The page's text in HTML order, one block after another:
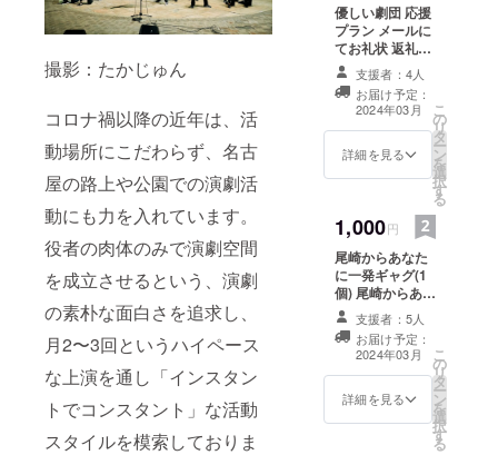
撮影：たかじゅん
コロナ禍以降の近年は、活
動場所にこだわらず、名古
屋の路上や公園での演劇活
動にも力を入れています。
役者の肉体のみで演劇空間
を成立させるという、演劇
の素朴な面白さを追求し、
月2〜3回というハイペース
な上演を通し「インスタン
トでコンスタント」な活動
スタイルを模索しておりま
優しい劇団 応援
プラン メールに
てお礼状 返礼品
をお届けしない
プランです。
支援者：4人
お届け予定：
2024年03月
詳細を見る
こ
の
リ
タ
ー
ン
を
選
択
す
る
1,000円
尾崎からあなた
に一発ギャグ(1
個) 尾崎からあな
たのためだけに
オリジナルの一
発ギャグ(動画)
をお贈りいたし
ます。
支援者：5人
お届け予定：
2024年03月
詳細を見る
こ
の
リ
タ
ー
ン
を
選
択
す
る